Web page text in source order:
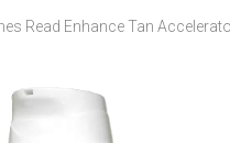
Read Enhance Tan